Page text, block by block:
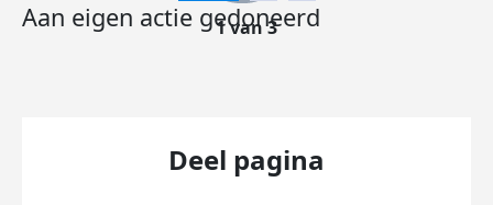
Aan eigen actie gedoneerd
1 van 3
Deel pagina